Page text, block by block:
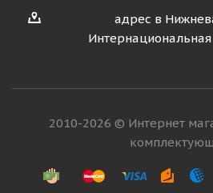
адрес в
2010-2026 © Интернет